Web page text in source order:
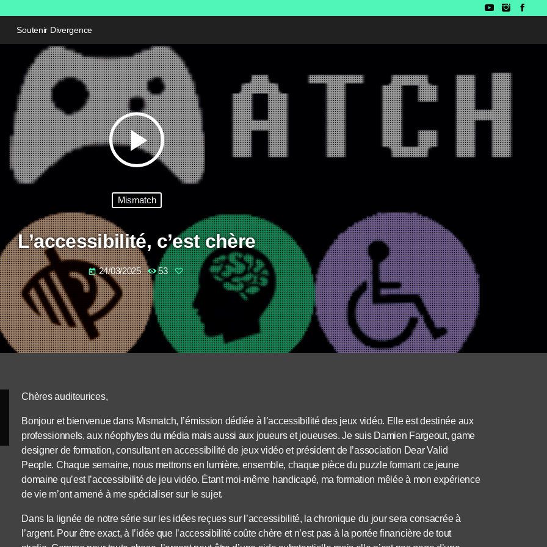
Soutenir Divergence
play_arrow
Mismatch
L’accessibilité, c’est chère
today 24/03/2025 53
Chères auditeurices,
Bonjour et bienvenue dans Mismatch, l’émission dédiée à l’accessibilité des jeux vidéo. Elle est destinée aux
professionnels, aux néophytes du média mais aussi aux joueurs et joueuses. Je suis Damien Fargeout, game
designer de formation, consultant en accessibilité de jeux vidéo et président de l’association Dear Valid
People. Chaque semaine, nous mettrons en lumière, ensemble, chaque pièce du puzzle formant ce jeune
domaine qu’est l’accessibilité de jeu vidéo. Étant moi-même handicapé, ma formation mêlée à mon expérience
de vie m’ont amené à me spécialiser sur le sujet.
Dans la lignée de notre série sur les idées reçues sur l’accessibilité, la chronique du jour sera consacrée à
l’argent. Pour être exact, à l’idée que l’accessibilité coûte chère et n’est pas à la portée financière de tout